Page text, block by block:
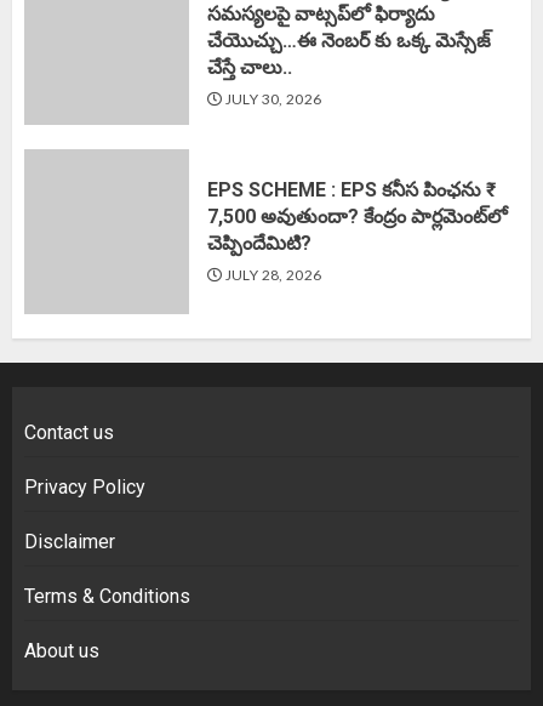
సమస్యలపై వాట్సప్‌లో ఫిర్యాదు
చేయొచ్చు…ఈ నెంబర్ కు ఒక్క మెస్సేజ్
చేస్తే చాలు..
JULY 30, 2026
EPS SCHEME : EPS కనీస పింఛను ₹
7,500 అవుతుందా? కేంద్రం పార్లమెంట్‌లో
చెప్పిందేమిటి?
JULY 28, 2026
Contact us
Privacy Policy
Disclaimer
Terms & Conditions
About us